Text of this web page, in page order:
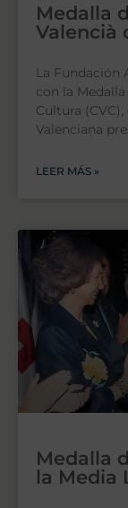
Medalla
Valencià
La Fundación
con la
Cultura
Valenciana
LEER MÁS »
Medalla
la Media